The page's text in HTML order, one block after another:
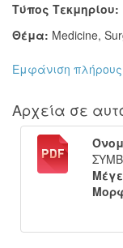
Τύπος Τεκμηρίου:
Θέμα: Medicine,
Εμφάνιση
Αρχεία σε